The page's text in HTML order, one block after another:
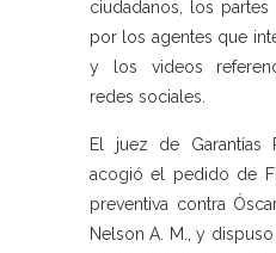
ciudadanos, los
por los agentes que
y los videos
redes sociales.
El juez de Garantías
acogió el pedido de
preventiva contra
Nelson A. M., y